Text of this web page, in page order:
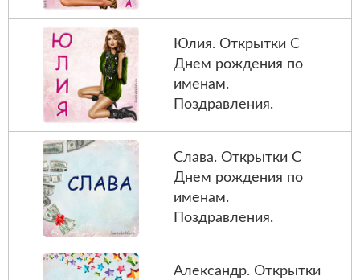
Юлия. Открытки С
Днем рождения по
именам.
Поздравления.
Слава. Открытки С
Днем рождения по
именам.
Поздравления.
Александр. Открытки